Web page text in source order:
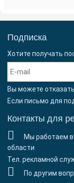
Подписка
Хотите получать
Вы можете
Если письмо для
Контакты для
Мы работаем в
области
Тел. рекламной
По другим